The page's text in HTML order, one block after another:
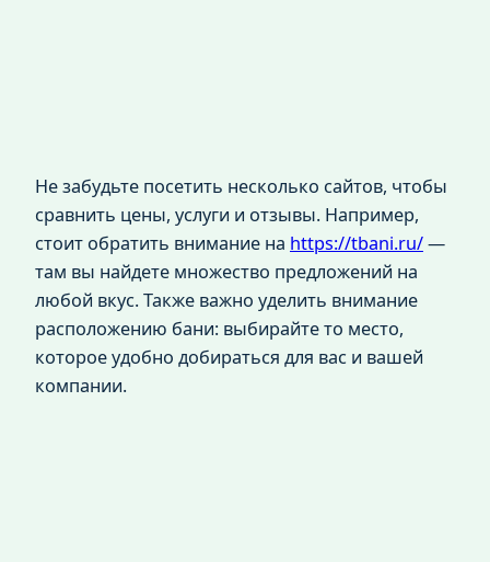
Не забудьте посетить несколько сайтов, чтобы
сравнить цены, услуги и отзывы. Например,
стоит обратить внимание на https://tbani.ru/—
там вы найдете множество предложений на
любой вкус. Также важно уделить внимание
расположению бани: выбирайте то место,
которое удобно добираться для вас и вашей
компании.